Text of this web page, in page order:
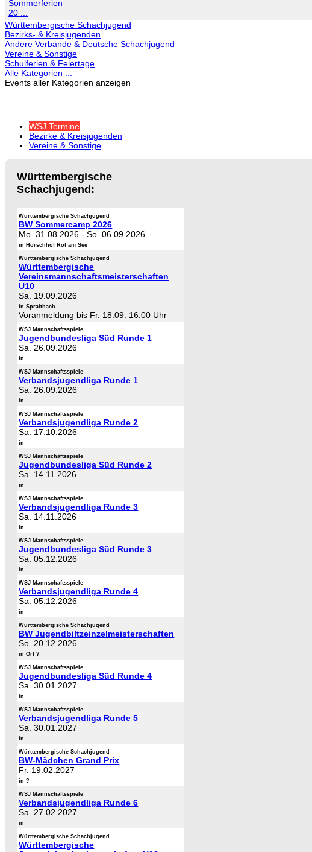
Sommerferien
20 ...
Württembergische Schachjugend
Bezirks- & Kreisjugenden
Andere Verbände & Deutsche Schachjugend
Vereine & Sonstige
Schulferien & Feiertage
Alle Kategorien ...
Events aller Kategorien anzeigen
WSJ Termine
Bezirke & Kreisjugenden
Vereine & Sonstige
Württembergische
Schachjugend:
Württembergische Schachjugend
BW Sommercamp 2026
Mo. 31.08.2026 -So. 06.09.2026
in Horschhof Rot am See
Württembergische Schachjugend
Württembergische
Vereinsmannschaftsmeisterschaften
U10
Sa. 19.09.2026
in Spraitbach
Voranmeldung bis Fr. 18.09. 16:00 Uhr
WSJ Mannschaftsspiele
Jugendbundesliga Süd Runde 1
Sa. 26.09.2026
in
WSJ Mannschaftsspiele
Verbandsjugendliga Runde 1
Sa. 26.09.2026
in
WSJ Mannschaftsspiele
Verbandsjugendliga Runde 2
Sa. 17.10.2026
in
WSJ Mannschaftsspiele
Jugendbundesliga Süd Runde 2
Sa. 14.11.2026
in
WSJ Mannschaftsspiele
Verbandsjugendliga Runde 3
Sa. 14.11.2026
in
WSJ Mannschaftsspiele
Jugendbundesliga Süd Runde 3
Sa. 05.12.2026
in
WSJ Mannschaftsspiele
Verbandsjugendliga Runde 4
Sa. 05.12.2026
in
Württembergische Schachjugend
BW Jugendbiltzeinzelmeisterschaften
So. 20.12.2026
in Ort ?
WSJ Mannschaftsspiele
Jugendbundesliga Süd Runde 4
Sa. 30.01.2027
in
WSJ Mannschaftsspiele
Verbandsjugendliga Runde 5
Sa. 30.01.2027
in
Württembergische Schachjugend
BW-Mädchen Grand Prix
Fr. 19.02.2027
in ?
WSJ Mannschaftsspiele
Verbandsjugendliga Runde 6
Sa. 27.02.2027
in
Württembergische Schachjugend
Württembergische